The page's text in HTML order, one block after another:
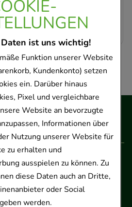
ist uns wichtig!
Funktion unserer Website
Kundenkonto) setzen
ein. Darüber hinaus
Pixel und vergleichbare
Website an bevorzugte
Informationen über
Nutzung unserer Website für
zu erhalten und
ausspielen zu können. Zu
diese Daten auch an Dritte,
oder Social
werden.
ist medizinischer Rat